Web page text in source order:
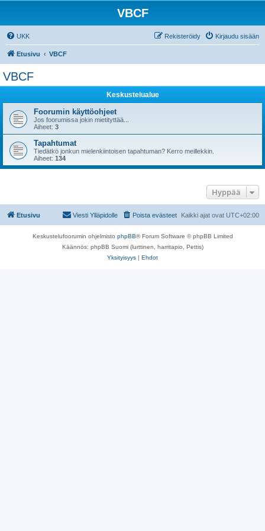
VBCF
UKK Kirjaudu sisään
Rekisteröidy
Etusivu VBCF
VBCF
Keskustelualue
Foorumin käyttöohjeet
Jos foorumissa jokin mietityttää...
Aiheet: 3
Tapahtumat
Tiedätkö jonkun mielenkiintoisen tapahtuman? Kerro meillekkin.
Aiheet: 134
Hyppää
Etusivu Kaikki ajat ovat UTC+02:00
Poista evästeet
Viesti Ylläpidolle
Keskustelufoorumin ohjelmisto phpBB® Forum Software © phpBB Limited
Käännös: phpBB Suomi (lurttinen, harritapio, Pettis)
Yksityisyys | Ehdot